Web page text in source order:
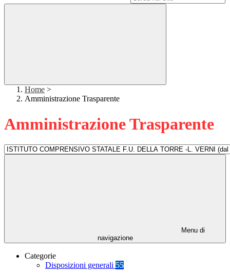
Home >
Amministrazione Trasparente
Amministrazione Trasparente
Menu di
navigazione
Categorie
Disposizioni generali 55